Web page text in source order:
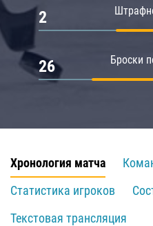
2
Броски
26
Хронология матча
Статистика игроков
Текстовая трансляция